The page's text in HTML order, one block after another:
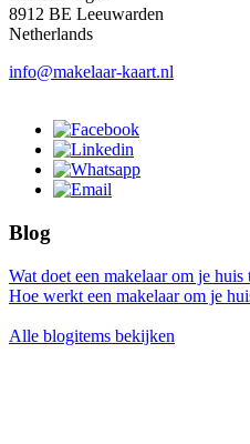
8912 BE Leeuwarden
Netherlands
info@makelaar-kaart.nl
Blog
Wat doet een makelaar om je
Hoe werkt een makelaar om je
Alle blogitems bekijken